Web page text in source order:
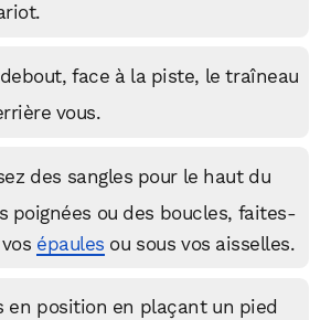
face à la piste, le traîneau
vous.
des sangles pour le haut du
poignées ou des boucles, faites-
épaules ou sous vos aisselles.
en position en plaçant un pied